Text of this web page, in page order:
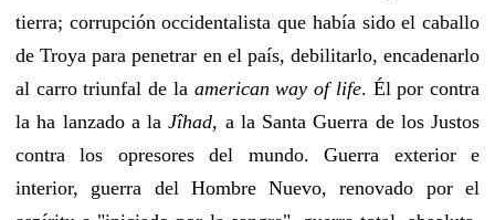
tierra; corrupción occidentalista que había sido el caballo
de Troya para penetrar en el país, debilitarlo, encadenarlo
al carro triunfal de la american way of life. Él por contra
la ha lanzado a laJîhad, a la Santa Guerra de los Justos
contra los opresores del mundo. Guerra exterior e
interior, guerra del Hombre Nuevo, renovado por el